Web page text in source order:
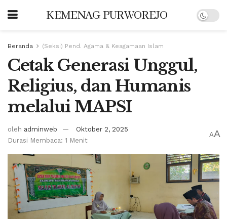
KEMENAG PURWOREJO
Beranda (Seksi) Pend. Agama & Keagamaan Islam
Cetak Generasi Unggul,
Religius, dan Humanis
melalui MAPSI
oleh adminweb
Oktober 2, 2025
Durasi Membaca: 1 Menit
AA